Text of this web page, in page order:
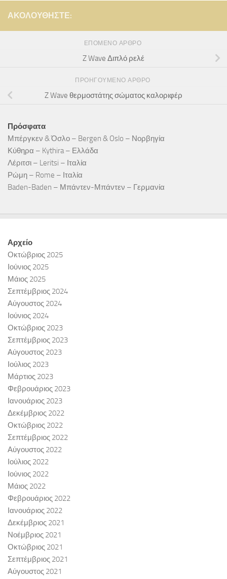
ΑΚΟΛΟΥΘΉΣΤΕ:
ΕΠΌΜΕΝΟ ΆΡΘΡΟ
Z Wave Διπλό ρελέ
ΠΡΟΗΓΟΎΜΕΝΟ ΆΡΘΡΟ
Z Wave θερμοστάτης σώματος καλοριφέρ
Πρόσφατα
Μπέργκεν & Όσλο – Bergen & Oslo – Νορβηγία
Κύθηρα – Kythira – Ελλάδα
Λέριτσι – Leritsi – Ιταλία
Ρώμη – Rome – Ιταλία
Baden-Baden – Μπάντεν-Μπάντεν – Γερμανία
Αρχείο
Οκτώβριος 2025
Ιούνιος 2025
Μάιος 2025
Σεπτέμβριος 2024
Αύγουστος 2024
Ιούνιος 2024
Οκτώβριος 2023
Σεπτέμβριος 2023
Αύγουστος 2023
Ιούλιος 2023
Μάρτιος 2023
Φεβρουάριος 2023
Ιανουάριος 2023
Δεκέμβριος 2022
Οκτώβριος 2022
Σεπτέμβριος 2022
Αύγουστος 2022
Ιούλιος 2022
Ιούνιος 2022
Μάιος 2022
Φεβρουάριος 2022
Ιανουάριος 2022
Δεκέμβριος 2021
Νοέμβριος 2021
Οκτώβριος 2021
Σεπτέμβριος 2021
Αύγουστος 2021